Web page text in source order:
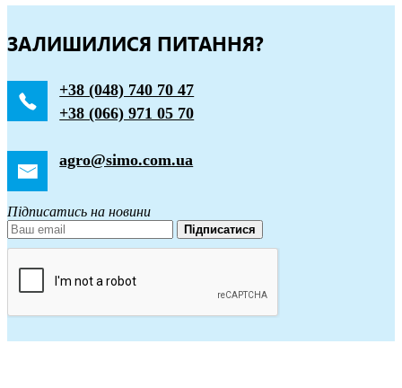
ЗАЛИШИЛИСЯ ПИТАННЯ?
+38 (048) 740 70 47
+38 (066) 971 05 70
agro@simo.com.ua
Підписатись на новини
Підписатися